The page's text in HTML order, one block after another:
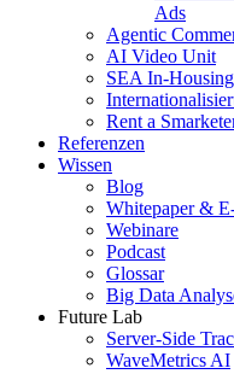
Ads
Agentic
AI Video Unit
SEA In-Housing
Rent a
Referenzen
Wissen
Blog
Whitepaper &
Webinare
Podcast
Glossar
Big Data
Future Lab
Server-Side
WaveMetrics AI